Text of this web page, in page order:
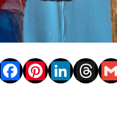
Facebook
Pinterest